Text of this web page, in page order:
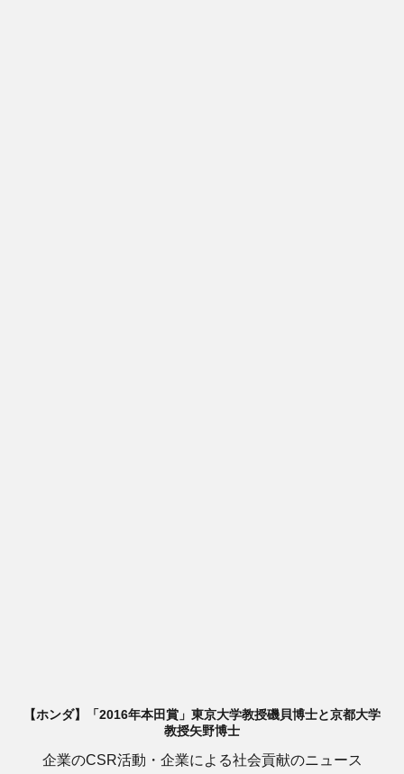
【ホンダ】「2016年本田賞」東京大学教授磯貝博士と京都大学
教授矢野博士
企業のCSR活動・企業による社会貢献のニュース